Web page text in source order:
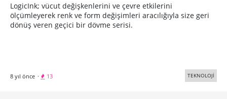
LogicInk; vücut değişkenlerini ve çevre etkilerini
ölçümleyerek renk ve form değişimleri aracılığıyla size geri
dönüş veren geçici bir dövme serisi.
8 yıl önce · 13 TEKNOLOJİ